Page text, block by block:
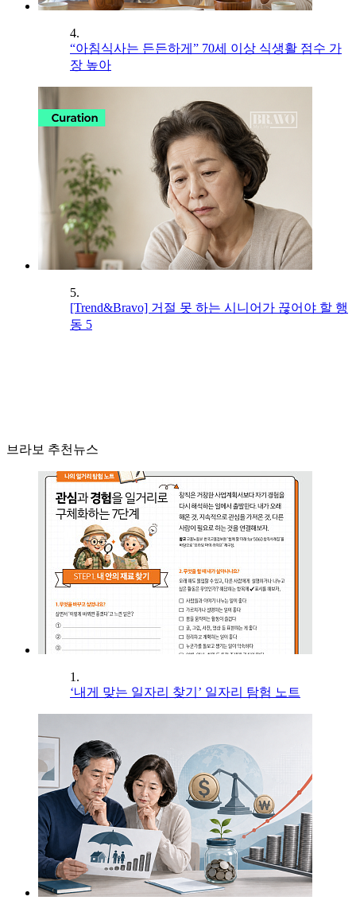
4.
“아침식사는 든든하게” 70세 이상 식생활 점수 가
장 높아
5.
[Trend&Bravo] 거절 못 하는 시니어가 끊어야 할 행
동 5
브라보 추천뉴스
1.
‘내게 맞는 일자리 찾기’ 일자리 탐험 노트